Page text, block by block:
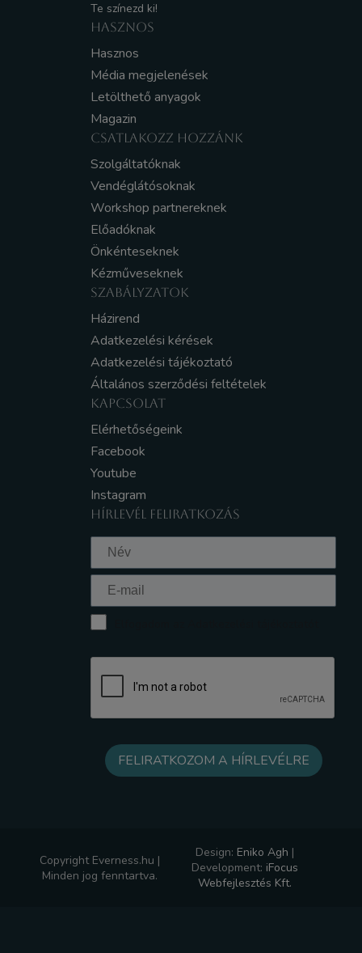
Te színezd ki!
HASZNOS
Hasznos
Média megjelenések
Letölthető anyagok
Magazin
CSATLAKOZZ HOZZÁNK
Szolgáltatóknak
Vendéglátósoknak
Workshop partnereknek
Előadóknak
Önkénteseknek
Kézműveseknek
SZABÁLYZATOK
Házirend
Adatkezelési kérések
Adatkezelési tájékoztató
Általános szerződési feltételek
KAPCSOLAT
Elérhetőségeink
Facebook
Youtube
Instagram
HÍRLEVÉL FELIRATKOZÁS
Copyright Everness.hu |
Minden jog fenntartva.
Design: Eniko Agh |
Development: iFocus
Webfejlesztés Kft.